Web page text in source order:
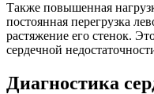
Также повышенная
постоянная перегрузка
растяжение его стенок.
сердечной
Диагностика